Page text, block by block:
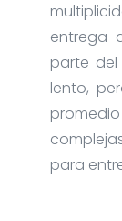
entrega
parte
lento,
para